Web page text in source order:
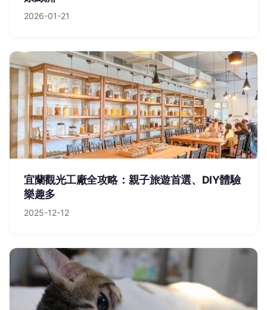
2026-01-21
宜蘭觀光工廠全攻略：親子旅遊首選、DIY體驗
樂趣多
2025-12-12